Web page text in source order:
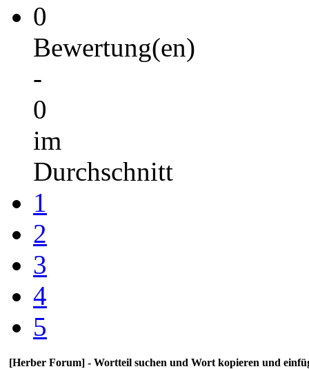
0
Bewertung(en)
-
0
im
Durchschnitt
1
2
3
4
5
[Herber Forum] - Wortteil suchen und Wort kopieren und